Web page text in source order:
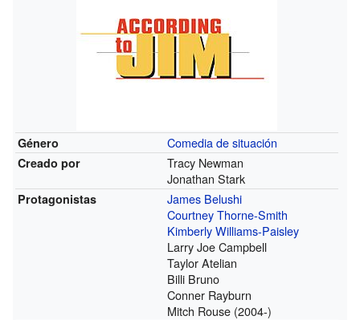
Género Comedia de situación
Creado por
Tracy Newman
Jonathan Stark
Protagonistas
James Belushi
Courtney Thorne-Smith
Kimberly Williams-Paisley
Larry Joe Campbell
Taylor Atelian
Billi Bruno
Conner Rayburn
Mitch Rouse (2004-)